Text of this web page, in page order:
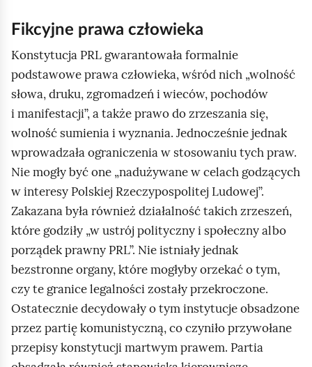
Fikcyjne prawa człowieka
Konstytucja PRL gwarantowała formalnie
podstawowe prawa człowieka, wśród nich wolność
słowa, druku, zgromadzeń i wieców, pochodów
i manifestacji, a także prawo do zrzeszania się,
wolność sumienia i wyznania. Jednocześnie jednak
wprowadzała ograniczenia w stosowaniu tych praw.
Nie mogły być one nadużywane w celach godzących
w interesy Polskiej Rzeczypospolitej Ludowej .
Zakazana była również działalność takich zrzeszeń,
które godziły w ustrój polityczny i społeczny albo
porządek prawny PRL. Nie istniały jednak
bezstronne organy, które mogłyby orzekać o tym,
czy te granice legalności zostały przekroczone.
Ostatecznie decydowały o tym instytucje obsadzone
przez partię komunistyczną, co czyniło przywołane
przepisy konstytucji martwym prawem. Partia